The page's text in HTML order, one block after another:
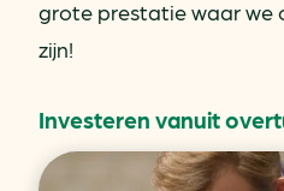
grote prestatie waar we
zijn!
Investeren vanuit